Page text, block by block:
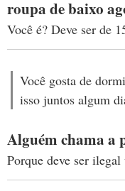
roupa de baixo
Você é? Deve ser de
Você gosta de
isso juntos algum
Alguém chama a
Porque deve ser